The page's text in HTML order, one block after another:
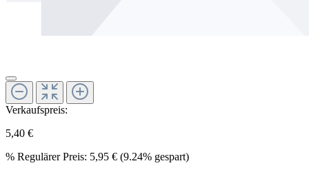
Verkaufspreis:
5,40 €
% Regulärer Preis: 5,95 € (9.24% gespart)